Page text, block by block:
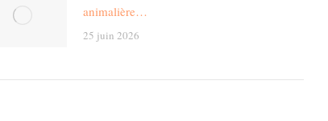
animalière…
25 juin 2026